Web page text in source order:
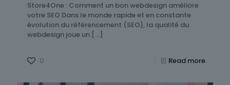
Store4One : Comment un bon webdesign améliore
votre SEO Dans le monde rapide et en constante
évolution du référencement (SEO), la qualité du
webdesign joue un […]
0 Read more